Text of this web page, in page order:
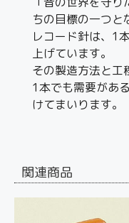
ちの目標の一つと
レコード針は、1
上げています。
その製造方法と工
1本でも需要があ
けてまいります。
関連商品